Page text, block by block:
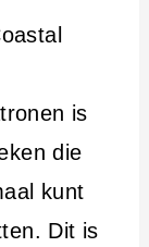
is
die
kunt
Dit is